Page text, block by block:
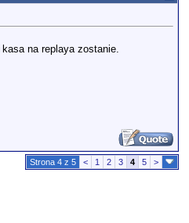
na replaya zostanie.
Strona 4 z 5 < 1 2 3 4 5 >